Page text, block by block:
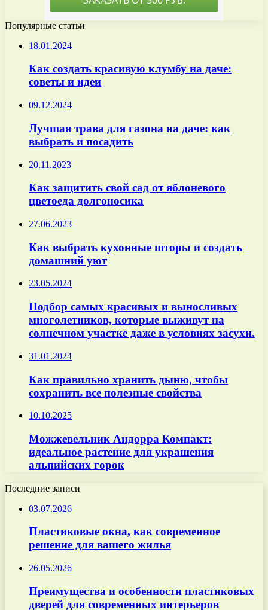
Популярные статьи
18.01.2024
Как создать красивую клумбу на даче:
советы и идеи
09.12.2024
Лучшая трава для газона на даче: как
выбрать и посадить
20.11.2023
Как защитить свой сад от яблоневого
цветоеда долгоносика
27.06.2023
Как выбрать кухонные шторы и создать
домашний уют
23.05.2024
Подбор самых красивых и выносливых
многолетников, которые выживут на
солнечном участке даже в условиях засухи.
31.01.2024
Как правильно хранить дыню, чтобы
сохранить все полезные свойства
10.10.2025
Можжевельник Андорра Компакт:
идеальное растение для украшения
альпийских горок
Последние записи
03.07.2026
Пластиковые окна, как современное
решение для вашего жилья
26.05.2026
Преимущества и особенности пластиковых
дверей для современных интерьеров